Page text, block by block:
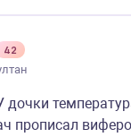
42
прописал